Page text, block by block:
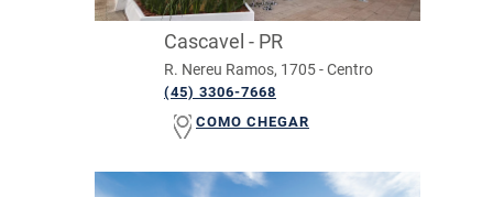
Cascavel - PR
R. Nereu Ramos, 1705 - Centro
(45) 3306-7668
COMO CHEGAR